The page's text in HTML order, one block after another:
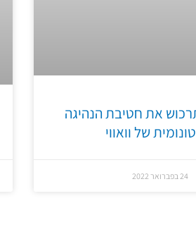
את חטיבת הנהיגה
של וואווי
24 בפברואר 2022